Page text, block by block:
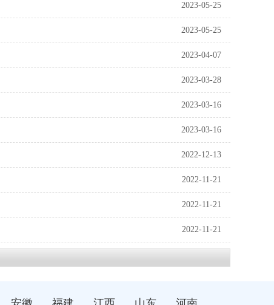
2023-05-25
2023-05-25
2023-04-07
2023-03-28
2023-03-16
2023-03-16
2022-12-13
2022-11-21
2022-11-21
2022-11-21